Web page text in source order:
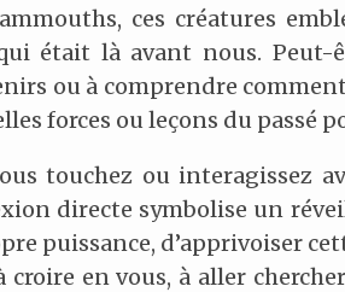
ces créatures
était là avant nous.
ou à comprendre
forces ou leçons du passé
touchez ou interagissez
directe symbolise un
puissance, d’apprivoiser
en vous, à aller